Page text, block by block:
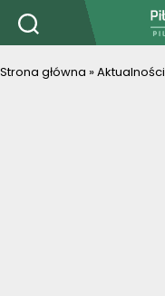
Strona główna »Aktualności